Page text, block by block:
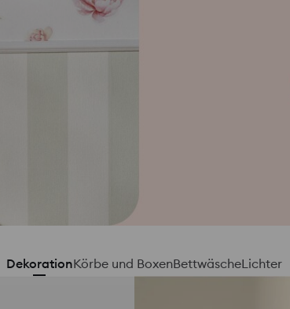
DekorationKörbe und BoxenBettwäscheLichter